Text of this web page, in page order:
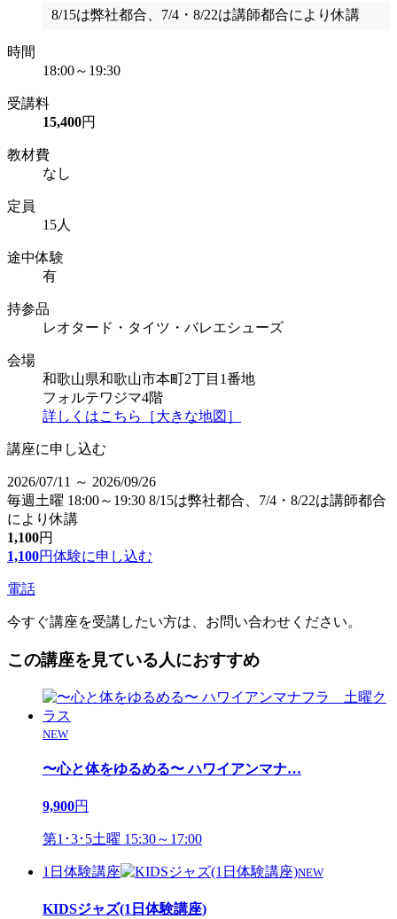
8/15は弊社都合、7/4・8/22は講師都合により休講
時間
18:00～19:30
受講料
15,400円
教材費
なし
定員
15人
途中体験
有
持参品
レオタード・タイツ・バレエシューズ
会場
和歌山県和歌山市本町2丁目1番地
フォルテワジマ4階
詳しくはこちら［大きな地図］
講座に申し込む
2026/07/11 ～ 2026/09/26
毎週土曜 18:00～19:30 8/15は弊社都合、7/4・8/22は講師都合
により休講
1,100円
1,100円体験に申し込む
電話
今すぐ講座を受講したい方は、お問い合わせください。
この講座を見ている人におすすめ
NEW
〜心と体をゆるめる〜 ハワイアンマナ…
9,900円
第1･3･5土曜 15:30～17:00
1日体験講座 NEW
KIDSジャズ(1日体験講座)